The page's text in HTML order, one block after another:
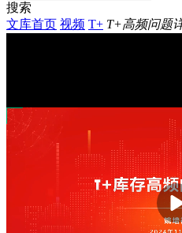
搜索
文库首页 视频 T+ T+高频问题